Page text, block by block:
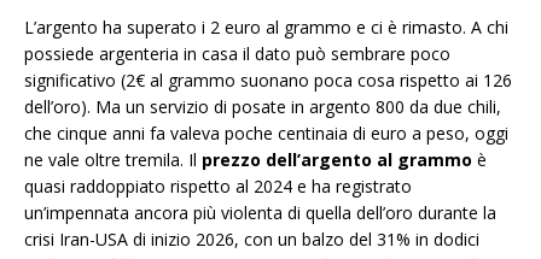
L’argento ha superato i 2 euro al grammo e ci è rimasto. A chi
possiede argenteria in casa il dato può sembrare poco
significativo (2€ al grammo suonano poca cosa rispetto ai 126
dell’oro). Ma un servizio di posate in argento 800 da due chili,
che cinque anni fa valeva poche centinaia di euro a peso, oggi
ne vale oltre tremila. Il prezzo dell’argento al grammo è
quasi raddoppiato rispetto al 2024 e ha registrato
un’impennata ancora più violenta di quella dell’oro durante la
crisi Iran-USA di inizio 2026, con un balzo del 31% in dodici